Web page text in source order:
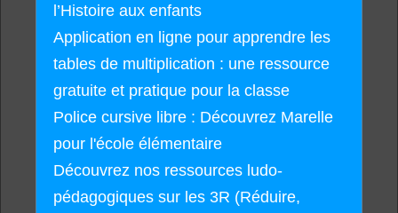
l’Histoire aux enfants
Application en ligne pour apprendre les
tables de multiplication : une ressource
gratuite et pratique pour la classe
Police cursive libre : Découvrez Marelle
pour l'école élémentaire
Découvrez nos ressources ludo-
pédagogiques sur les 3R (Réduire,